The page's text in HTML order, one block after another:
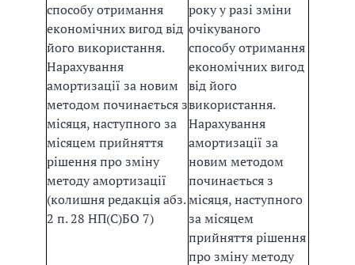
способу отримання
економічних вигод від
його використання.
Нарахування
амортизації за новим
методом починається з
місяця, наступного за
місяцем прийняття
рішення про зміну
методу амортизації
(колишня редакція абз.
2 п. 28 НП(С)БО 7)
року у разі зміни
очікуваного
способу отримання
економічних вигод
від його
використання.
Нарахування
амортизації за
новим методом
починається з
місяця, наступного
за місяцем
прийняття рішення
про зміну методу